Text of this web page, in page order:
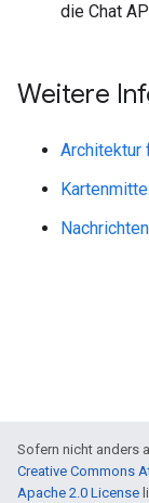
die Chat
Weitere
Architektur
Sofern nicht anders
Creative Commons
Apache 2.0 License